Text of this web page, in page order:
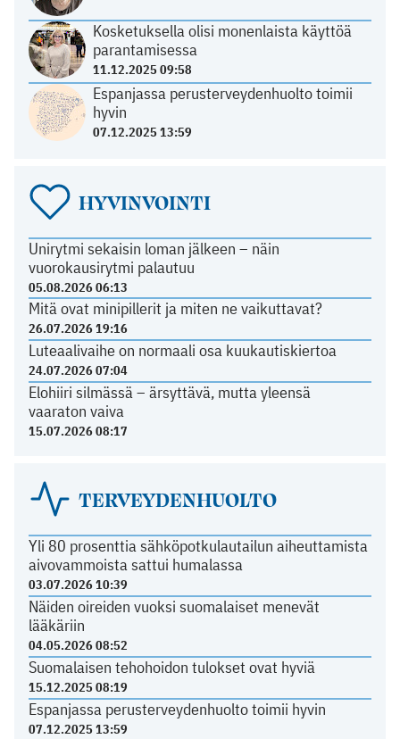
Kosketuksella olisi monenlaista käyttöä
parantamisessa
11.12.2025 09:58
Espanjassa perusterveydenhuolto toimii
hyvin
07.12.2025 13:59
HYVINVOINTI
Unirytmi sekaisin loman jälkeen – näin
vuorokausirytmi palautuu
05.08.2026 06:13
Mitä ovat minipillerit ja miten ne vaikuttavat?
26.07.2026 19:16
Luteaalivaihe on normaali osa kuukautiskiertoa
24.07.2026 07:04
Elohiiri silmässä – ärsyttävä, mutta yleensä
vaaraton vaiva
15.07.2026 08:17
TERVEYDENHUOLTO
Yli 80 prosenttia sähköpotkulautailun aiheuttamista
aivovammoista sattui humalassa
03.07.2026 10:39
Näiden oireiden vuoksi suomalaiset menevät
lääkäriin
04.05.2026 08:52
Suomalaisen tehohoidon tulokset ovat hyviä
15.12.2025 08:19
Espanjassa perusterveydenhuolto toimii hyvin
07.12.2025 13:59